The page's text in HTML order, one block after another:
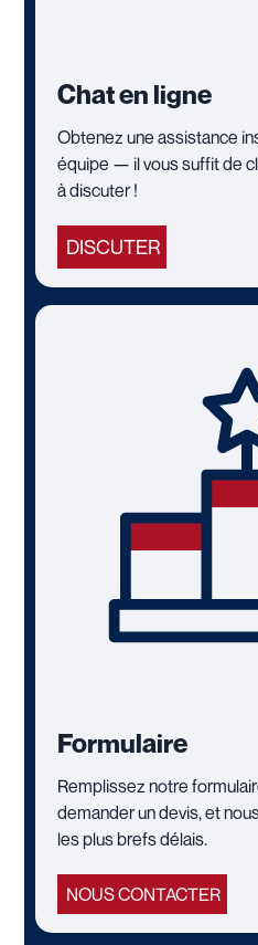
Chat en ligne
Obtenez une assistance
équipe — il vous suffit de
à discuter !
DISCUTER
Formulaire
Remplissez notre
demander un devis, et
les plus brefs délais.
NOUS CONTACTER